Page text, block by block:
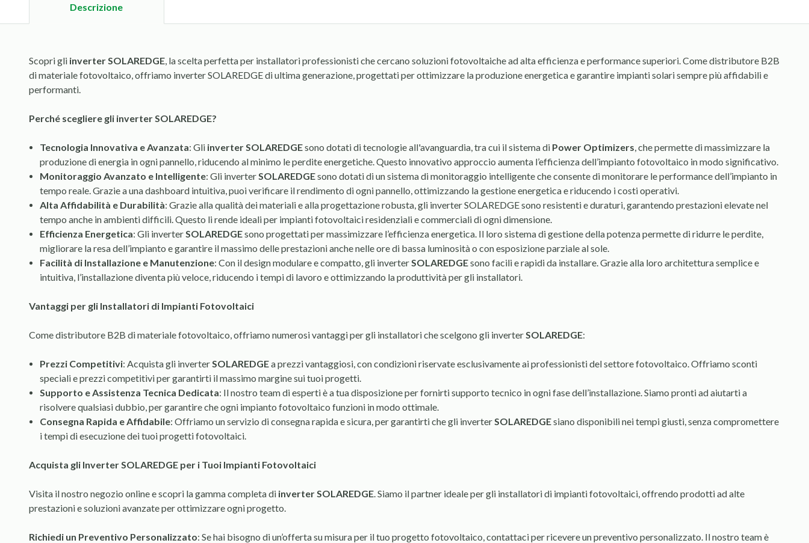
Descrizione
Scopri gli inverter SOLAREDGE , la scelta perfetta per installatori professionisti che cercano soluzioni fotovoltaiche ad alta efficienza e performance superiori. Come distributore B2B
di materiale fotovoltaico, offriamo inverter SOLAREDGE di ultima generazione, progettati per ottimizzare la produzione energetica e garantire impianti solari sempre più affidabili e
performanti.
Perché scegliere gli inverter SOLAREDGE?
Tecnologia Innovativa e Avanzata: Gli inverter SOLAREDGEsono dotati di tecnologie all'avanguardia, tra cui il sistema di Power Optimizers , che permette di massimizzare la
produzione di energia in ogni pannello, riducendo al minimo le perdite energetiche. Questo innovativo approccio aumenta l’efficienza dell’impianto fotovoltaico in modo significativo.
Monitoraggio Avanzato e Intelligente: Gli inverter SOLAREDGEsono dotati di un sistema di monitoraggio intelligente che consente di monitorare le performance dell’impianto in
tempo reale. Grazie a una dashboard intuitiva, puoi verificare il rendimento di ogni pannello, ottimizzando la gestione energetica e riducendo i costi operativi.
Alta Affidabilità e Durabilità: Grazie alla qualità dei materiali e alla progettazione robusta, gli inverter SOLAREDGE sono resistenti e duraturi, garantendo prestazioni elevate nel
tempo anche in ambienti difficili. Questo li rende ideali per impianti fotovoltaici residenziali e commerciali di ogni dimensione.
Efficienza Energetica: Gli inverter SOLAREDGEsono progettati per massimizzare l’efficienza energetica. Il loro sistema di gestione della potenza permette di ridurre le perdite,
migliorare la resa dell’impianto e garantire il massimo delle prestazioni anche nelle ore di bassa luminosità o con esposizione parziale al sole.
Facilità di Installazione e Manutenzione: Con il design modulare e compatto, gli inverter SOLAREDGEsono facili e rapidi da installare. Grazie alla loro architettura semplice e
intuitiva, l’installazione diventa più veloce, riducendo i tempi di lavoro e ottimizzando la produttività per gli installatori.
Vantaggi per gli Installatori di Impianti Fotovoltaici
Come distributore B2B di materiale fotovoltaico, offriamo numerosi vantaggi per gli installatori che scelgono gli inverter SOLAREDGE:
Prezzi Competitivi: Acquista gli inverter SOLAREDGEa prezzi vantaggiosi, con condizioni riservate esclusivamente ai professionisti del settore fotovoltaico. Offriamo sconti
speciali e prezzi competitivi per garantirti il massimo margine sui tuoi progetti.
Supporto e Assistenza Tecnica Dedicata: Il nostro team di esperti è a tua disposizione per fornirti supporto tecnico in ogni fase dell’installazione. Siamo pronti ad aiutarti a
risolvere qualsiasi dubbio, per garantire che ogni impianto fotovoltaico funzioni in modo ottimale.
Consegna Rapida e Affidabile: Offriamo un servizio di consegna rapida e sicura, per garantirti che gli inverter SOLAREDGEsiano disponibili nei tempi giusti, senza compromettere
i tempi di esecuzione dei tuoi progetti fotovoltaici.
Acquista gli Inverter SOLAREDGE per i Tuoi Impianti Fotovoltaici
Visita il nostro negozio online e scopri la gamma completa di inverter SOLAREDGE . Siamo il partner ideale per gli installatori di impianti fotovoltaici, offrendo prodotti ad alte
prestazioni e soluzioni avanzate per ottimizzare ogni progetto.
Richiedi un Preventivo Personalizzato: Se hai bisogno di un’offerta su misura per il tuo progetto fotovoltaico, contattaci per ricevere un preventivo personalizzato. Il nostro team è